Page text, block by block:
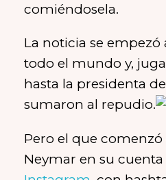
comiéndosela.
La noticia se empezó
todo el mundo y,
hasta la presidenta
sumaron al repudio.
Pero el que
Neymar en su cuenta